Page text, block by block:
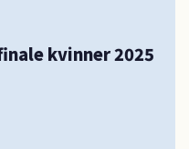
kvinner 2025